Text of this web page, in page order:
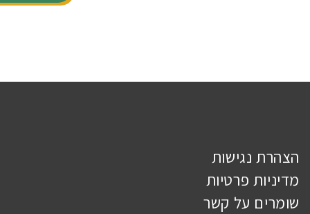
הצהרת נגישות
מדיניות פרטיות
שומרים על קשר